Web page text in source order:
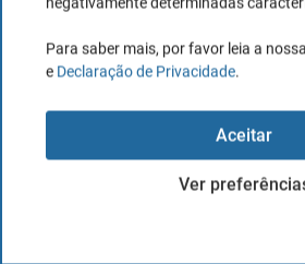
Para saber mais, por favor leia a nossa
e Declaração de Privacidade.
Aceitar
Ver
2,45
%
com
o
o
Max
ido